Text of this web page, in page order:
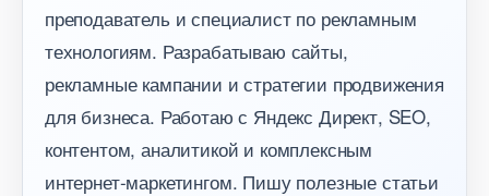
преподаватель и специалист по рекламным
технологиям. Разрабатываю сайты,
рекламные кампании и стратегии продвижения
для бизнеса. Работаю с Яндекс Директ, SEO,
контентом, аналитикой и комплексным
интернет-маркетингом. Пишу полезные статьи